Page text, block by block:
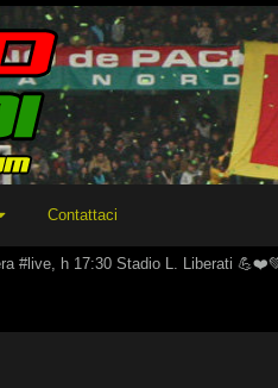
Contattaci
#live, h 17:30 Stadio L. Liberati